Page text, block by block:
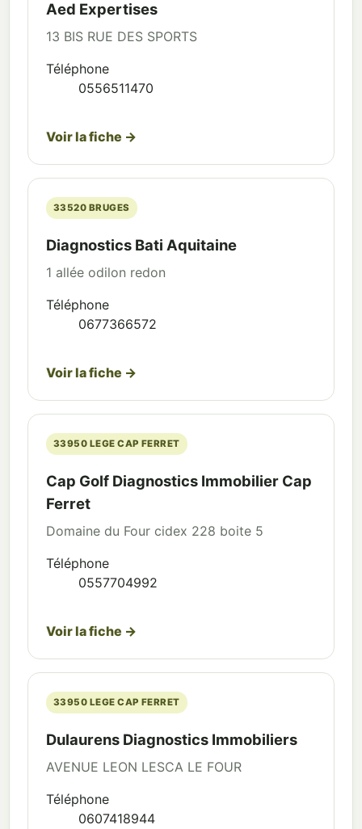
Aed Expertises
13 BIS RUE DES SPORTS
Téléphone
0556511470
Voir la fiche →
33520 BRUGES
Diagnostics Bati Aquitaine
1 allée odilon redon
Téléphone
0677366572
Voir la fiche →
33950 LEGE CAP FERRET
Cap Golf Diagnostics Immobilier Cap
Ferret
Domaine du Four cidex 228 boite 5
Téléphone
0557704992
Voir la fiche →
33950 LEGE CAP FERRET
Dulaurens Diagnostics Immobiliers
AVENUE LEON LESCA LE FOUR
Téléphone
0607418944